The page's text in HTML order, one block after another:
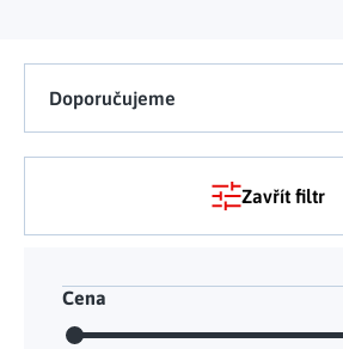
Venkovní grilování
Lapače hmyzu
Zdravotní pomůcky
Citrusové léto
Solární vychytávky na zahradu
Jarní květinové kolekce
Výprodej
Dárkové poukazy
Doporučujeme
Zavřít filtr
Cena